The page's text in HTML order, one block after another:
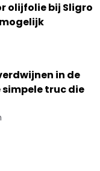
olijfolie bij Sligro
in de
truc die